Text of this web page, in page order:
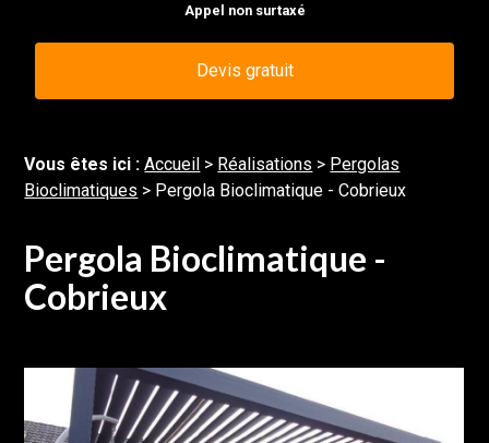
Appel non surtaxé
Devis gratuit
Vous êtes ici :Accueil > Réalisations > Pergolas
Bioclimatiques > Pergola Bioclimatique - Cobrieux
Pergola Bioclimatique -
Cobrieux